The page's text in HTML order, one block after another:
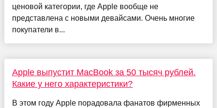
ценовой категории, где Apple вообще не
представлена с новыми девайсами. Очень многие
покупатели в...
Apple выпустит MacBook за 50 тысяч рублей.
Какие у него характеристики?
В этом году Apple порадовала фанатов фирменных